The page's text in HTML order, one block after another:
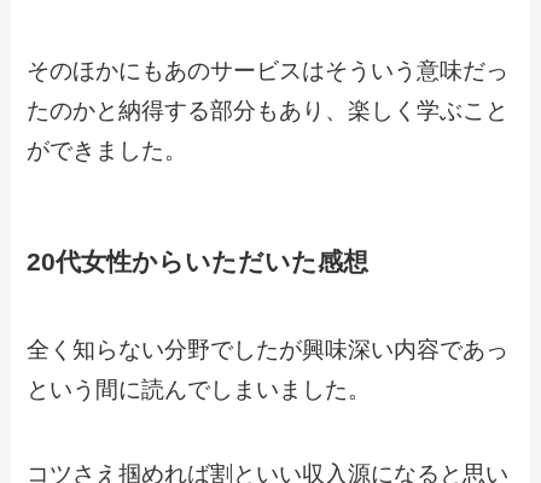
そのほかにもあのサービスはそういう意味だっ
たのかと納得する部分もあり、楽しく学ぶこと
ができました。
20代女性からいただいた感想
全く知らない分野でしたが興味深い内容であっ
という間に読んでしまいました。
コツさえ掴めれば割といい収入源になると思い